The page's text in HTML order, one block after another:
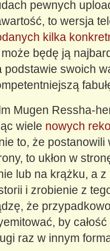
pewnych
to wersja
kilka
będę ją
podstawie swoich
Mugen Ressha-
wiele nowych
to, że
to ukłon w
lub na krążku, a
i zrobienie z
że
by
raz w innym